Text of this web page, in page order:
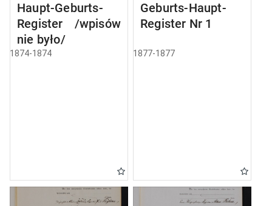
Haupt-Geburts-
Register /wpisów
nie było/
1874-1874
Geburts-Haupt-
Register Nr 1
1877-1877